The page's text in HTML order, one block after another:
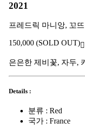
2021
프레드릭 마니앙, 꼬
150,000 (SOLD OUT)
은은한 제비꽃, 자두,
Details :
분류 : Red
국가 : France